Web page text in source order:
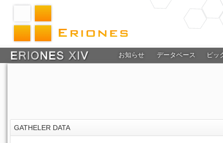
お知らせ データベース ピッ
GATHELER DATA